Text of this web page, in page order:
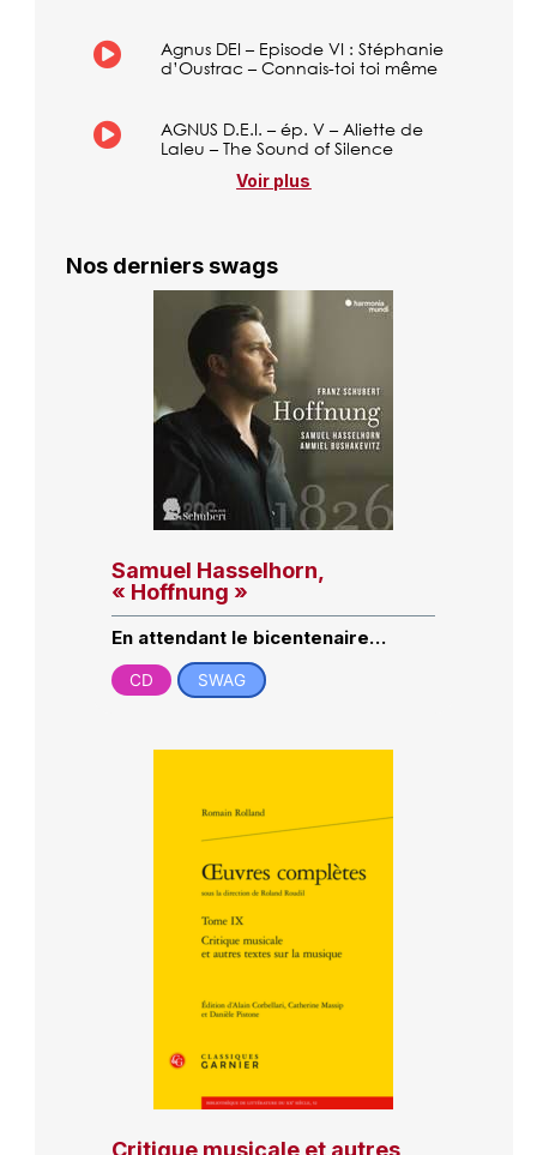
Agnus DEI – Episode VI : Stéphanie
d’Oustrac – Connais-toi toi même
AGNUS D.E.I. – ép. V – Aliette de
Laleu – The Sound of Silence
Voir plus
Nos derniers swags
Samuel Hasselhorn,
« Hoffnung »
En attendant le bicentenaire…
CD SWAG
Critique musicale et autres